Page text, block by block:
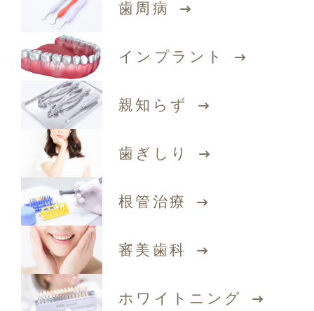
歯周病
インプラント
親知らず
歯ぎしり
根管治療
審美歯科
ホワイトニング